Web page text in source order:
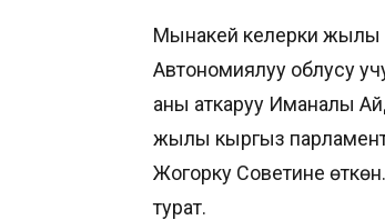
Мынакей келерки жылы
Автономиялуу облусу
аны аткаруу Иманалы
жылы кыргыз
Жогорку Советине өткөн.
турат.